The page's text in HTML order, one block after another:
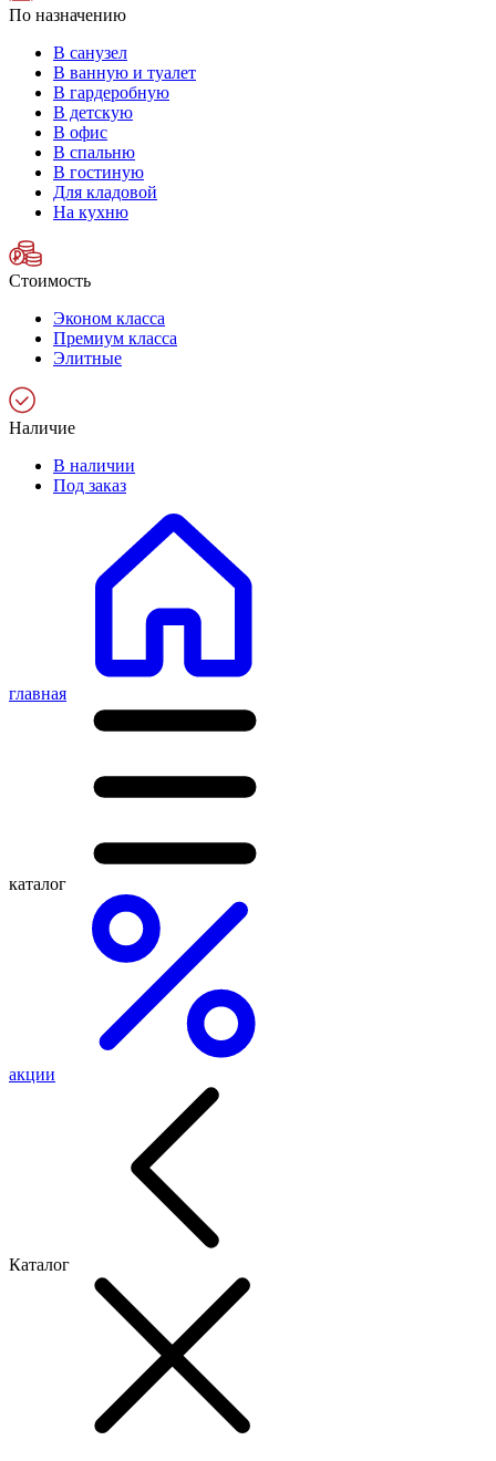
По назначению
В санузел
В ванную и туалет
В гардеробную
В детскую
В офис
В спальню
В гостиную
Для кладовой
На кухню
Стоимость
Эконом класса
Премиум класса
Элитные
Наличие
В наличии
Под заказ
главная
каталог
акции
Каталог